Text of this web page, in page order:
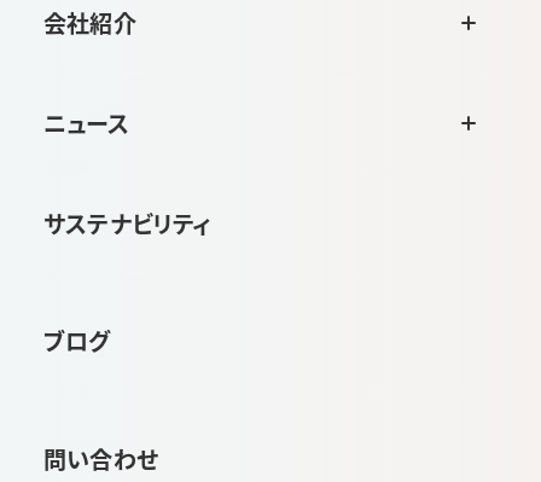
会社紹介
ニュース
サステナビリティ
ブログ
問い合わせ